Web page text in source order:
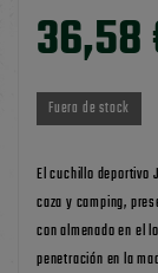
36,58
Fuera de stock
El cuchillo deportivo
caza y camping,
con almenado en el
penetración en la